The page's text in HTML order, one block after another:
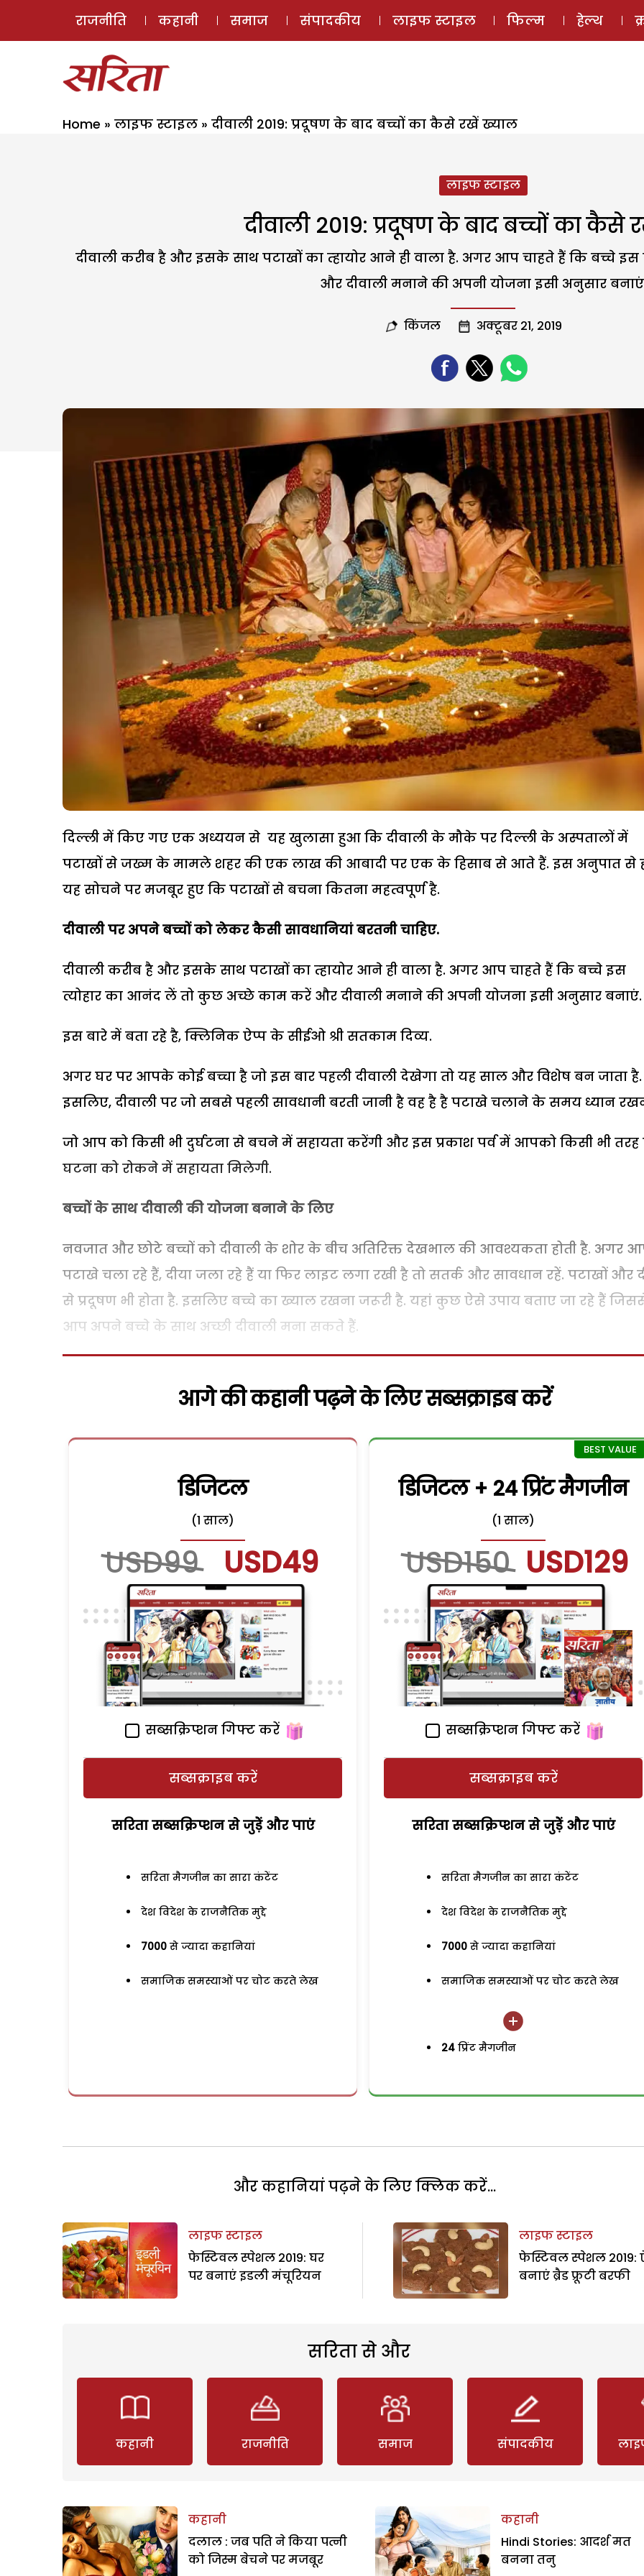
ई-मैगज़ीन
राजनीति कहानी समाज संपादकीय लाइफ स्टाइल फिल्म हेल्थ
Home » लाइफ स्टाइल » दीवाली 2019: प्रदूषण के बाद बच्चों का कैसे रखें ख्याल
लाइफ स्टाइल
दीवाली 2019: प्रदूषण के बाद बच्चों का कैसे
दीवाली करीब है और इसके साथ पटाखों का त्हायोर आने ही वाला है. अगर आप चाहते हैं कि बच्चे
और दीवाली मनाने की अपनी योजना इसी अनुसार
किंजल अक्टूबर 21, 2019
दिल्ली में किए गए एक अध्ययन से यह खुलासा हुआ कि दीवाली के मौके पर दिल्ली के अस्पतालों में
पटाखों से जख्म के मामले शहर की एक लाख की आबादी पर एक के हिसाब से आते हैं. इस अनुपात से
यह सोचने पर मजबूर हुए कि पटाखों से बचना कितना महत्वपूर्ण है.
दीवाली पर अपने बच्चों को लेकर कैसी सावधानियां बरतनी चाहिए.
दीवाली करीब है और इसके साथ पटाखों का त्हायोर आने ही वाला है. अगर आप चाहते हैं कि बच्चे इस
त्योहार का आनंद लें तो कुछ अच्छे काम करें और दीवाली मनाने की अपनी योजना इसी अनुसार बनाएं.
इस बारे में बता रहे है, क्लिनिक ऐप्प के सीईओ श्री सतकाम दिव्य.
अगर घर पर आपके कोई बच्चा है जो इस बार पहली दीवाली देखेगा तो यह साल और विशेष बन जाता है.
इसलिए, दीवाली पर जो सबसे पहली सावधानी बरती जानी है वह है है पटाखे चलाने के समय ध्यान
जो आप को किसी भी दुर्घटना से बचने में सहायता करेंगी और इस प्रकाश पर्व में आपको किसी भी तरह
घटना को रोकने में सहायता मिलेगी.
बच्चों के साथ दीवाली की योजना बनाने के लिए
नवजात और छोटे बच्चों को दीवाली के शोर के बीच अतिरिक्त देखभाल की आवश्यकता होती है. अगर
पटाखे चला रहे हैं, दीया जला रहे हैं या फिर लाइट लगा रखी है तो सतर्क और सावधान रहें. पटाखों और
से प्रदूषण भी होता है. इसलिए बच्चे का ख्याल रखना जरूरी है. यहां कुछ ऐसे उपाय बताए जा रहे हैं
आप अपने बच्चे के साथ अच्छी दीवाली मना सकते हैं.
आगे की कहानी पढ़ने के लिए सब्सक्राइब करें
डिजिटल
(1 साल)
USD99 USD49
सब्सक्रिप्शन गिफ्ट करें
सब्सक्राइब करें
सरिता सब्सक्रिप्शन से जुड़ेें और पाएं
सरिता मैगजीन का सारा कंटेंट
देश विदेश के राजनैतिक मुद्दे
7000 से ज्यादा कहानियां
समाजिक समस्याओं पर चोट करते लेख
डिजिटल + 24 प्रिंट मैगजीन
(1 साल)
USD150 USD129
सब्सक्रिप्शन गिफ्ट करें
सब्सक्राइब करें
सरिता सब्सक्रिप्शन से जुड़ेें और पाएं
सरिता मैगजीन का सारा कंटेंट
देश विदेश के राजनैतिक मुद्दे
7000 से ज्यादा कहानियां
समाजिक समस्याओं पर चोट करते लेख
24 प्रिंट मैगजीन
और कहानियां पढ़ने के लिए क्लिक करें...
लाइफ स्टाइल
फेस्टिवल स्पेशल 2019: घर
पर बनाएं इडली मंचूरियन
लाइफ स्टाइल
फेस्टिवल स्पेशल 2019:
बनाएं ब्रैड फ्रूटी बरफी
सरिता से और
कहानी राजनीति समाज संपादकीय
कहानी
दलाल : जब पति ने किया पत्नी
को जिस्म बेचने पर मजबूर
कहानी
Hindi Stories: आदर्श मत
बनना तनु